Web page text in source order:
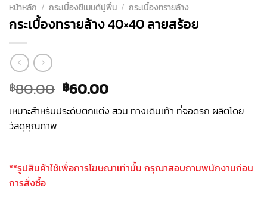
หน้าหลัก / กระเบื้องซีเมนต์ปูพื้น / กระเบื้องทรายล้าง
กระเบื้องทรายล้าง 40×40 ลายสร้อย
฿80.00 Original
price
was:
฿60.00Current
is:
เหมาะสำหรับประดับตกแต่ง สวน ทางเดินเท้า ที่จอดรถ ผลิตโดย
วัสดุคุณภาพ
**รูปสินค้าใช้เพื่อการโฆษณาเท่านั้น กรุณาสอบถามพนักงานก่อน
การสั่งซื้อ